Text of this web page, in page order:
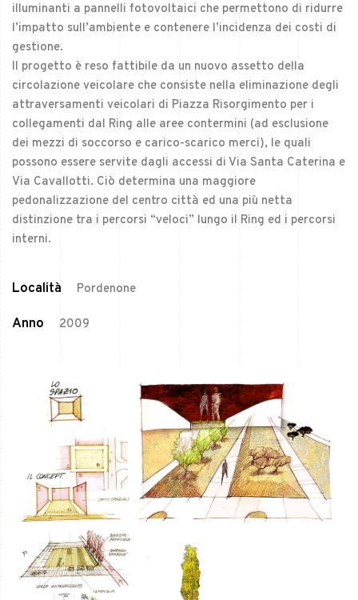
illuminanti a pannelli fotovoltaici che permettono di ridurre
l’impatto sull’ambiente e contenere l’incidenza dei costi di
gestione.
Il progetto è reso fattibile da un nuovo assetto della
circolazione veicolare che consiste nella eliminazione degli
attraversamenti veicolari di Piazza Risorgimento per i
collegamenti dal Ring alle aree contermini (ad esclusione
dei mezzi di soccorso e carico-scarico merci), le quali
possono essere servite dagli accessi di Via Santa Caterina e
Via Cavallotti. Ciò determina una maggiore
pedonalizzazione del centro città ed una più netta
distinzione tra i percorsi “veloci” lungo il Ring ed i percorsi
interni.
Località Pordenone
Anno 2009